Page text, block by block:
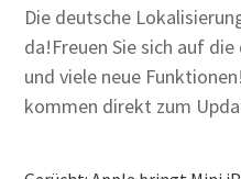
Die deutsche
da!Freuen Sie sich auf
und viele neue
kommen direkt zum